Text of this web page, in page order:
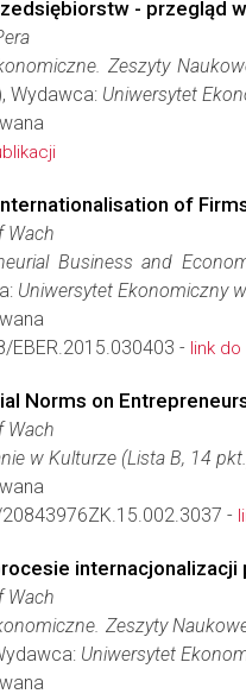
- przegląd
Zeszyty
Wydawca: Uniwersytet
of
Wach
Business and
Uniwersytet Ekonomiczny
EBER.2015.030403 - link
Norms on
Wach
w Kulturze (Lista B, 14
-
Wach
Zeszyty
Uniwersytet